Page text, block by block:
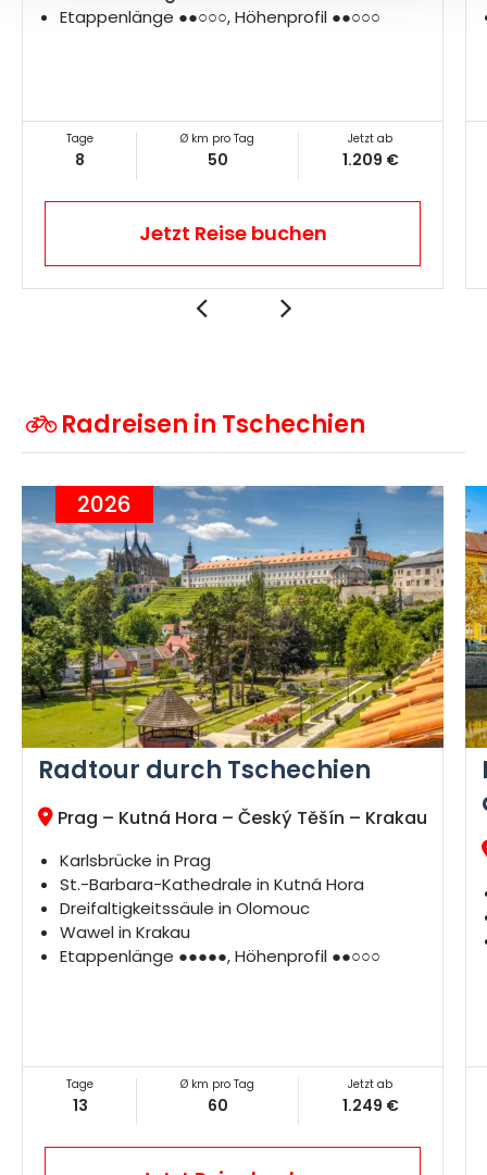
Etappenlänge ●●○○○, Höhenprofil ●●○○○
Tage
8
Ø km pro Tag
50
Jetzt ab
1.209 €
Jetzt Reise buchen
Radreisen in Tschechien
2026
Radtour durch Tschechien
Prag – Kutná Hora – Český Těšín – Krakau
Karlsbrücke in Prag
St.-Barbara-Kathedrale in Kutná Hora
Dreifaltigkeitssäule in Olomouc
Wawel in Krakau
Etappenlänge ●●●●●, Höhenprofil ●●○○○
Tage
13
Ø km pro Tag
60
Jetzt ab
1.249 €